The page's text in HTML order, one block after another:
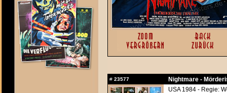
# 23577
Nightmare -
USA 1984 - Regie: